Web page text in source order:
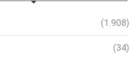
(1.908)
(34)